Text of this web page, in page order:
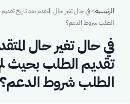
الرئيسية في حال تغير حال المتقدم بعد تاريخ
الطلب شروط الدعم؟
في حال تغير حال
تقديم الطلب بحيث
الطلب شروط الدعم؟